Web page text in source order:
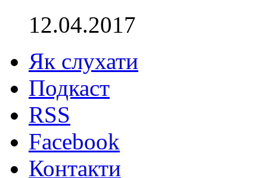
12.04.2017
Як слухати
Подкаст
RSS
Facebook
Контакти